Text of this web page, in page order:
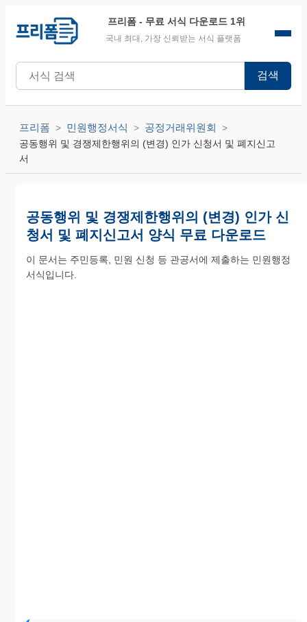
프리폼 - 무료 서식 다운로드 1위
국내 최대, 가장 신뢰받는 서식 플랫폼
검색
프리폼 민원행정서식 공정거래위원회
공동행위 및 경쟁제한행위의 (변경) 인가 신청서 및 폐지신고
서
공동행위 및 경쟁제한행위의 (변경) 인가 신
청서 및 폐지신고서 양식 무료 다운로드
이 문서는 주민등록, 민원 신청 등 관공서에 제출하는 민원행정
서식입니다.